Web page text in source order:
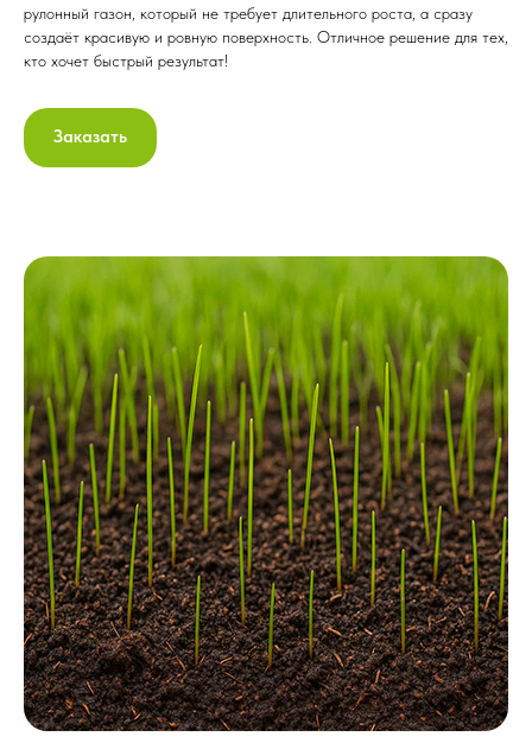
рулонный газон, который не требует длительного роста, а сразу
создаёт красивую и ровную поверхность. Отличное решение для тех,
кто хочет быстрый результат!
Заказать